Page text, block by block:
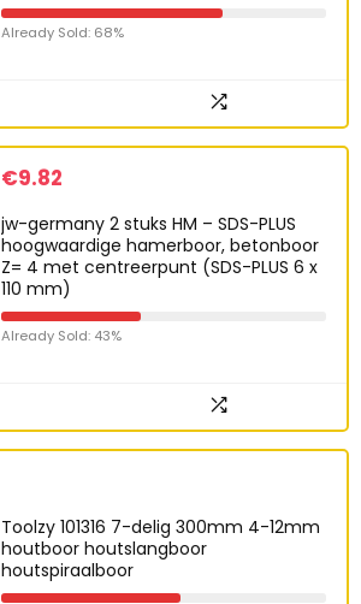
Already Sold: 68%
€9.82
jw-germany 2 stuks HM – SDS-PLUS
hoogwaardige hamerboor, betonboor
Z= 4 met centreerpunt (SDS-PLUS 6 x
110 mm)
Already Sold: 43%
Toolzy 101316 7-delig 300mm 4-12mm
houtboor houtslangboor
houtspiraalboor